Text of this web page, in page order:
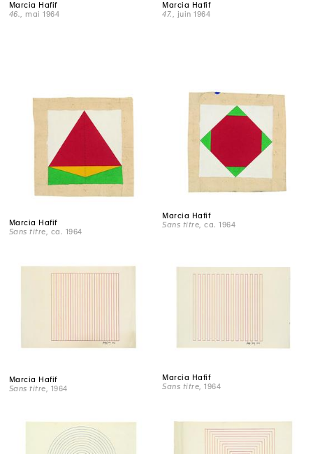
Marcia Hafif
46.
, mai 1964
Marcia Hafif
47.
, juin 1964
Marcia Hafif
Sans titre, ca. 1964
Marcia Hafif
Sans titre , ca. 1964
Marcia Hafif
Sans titre , 1964
Marcia Hafif
Sans titre , 1964